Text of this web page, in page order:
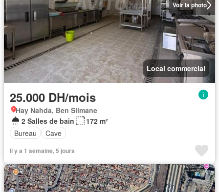
Voir la photo
Local commercial
25.000 DH/mois
Hay Nahda, Ben Slimane
2 Salles de bain
172 m²
Bureau
Cave
Il y a 1 semaine, 5 jours